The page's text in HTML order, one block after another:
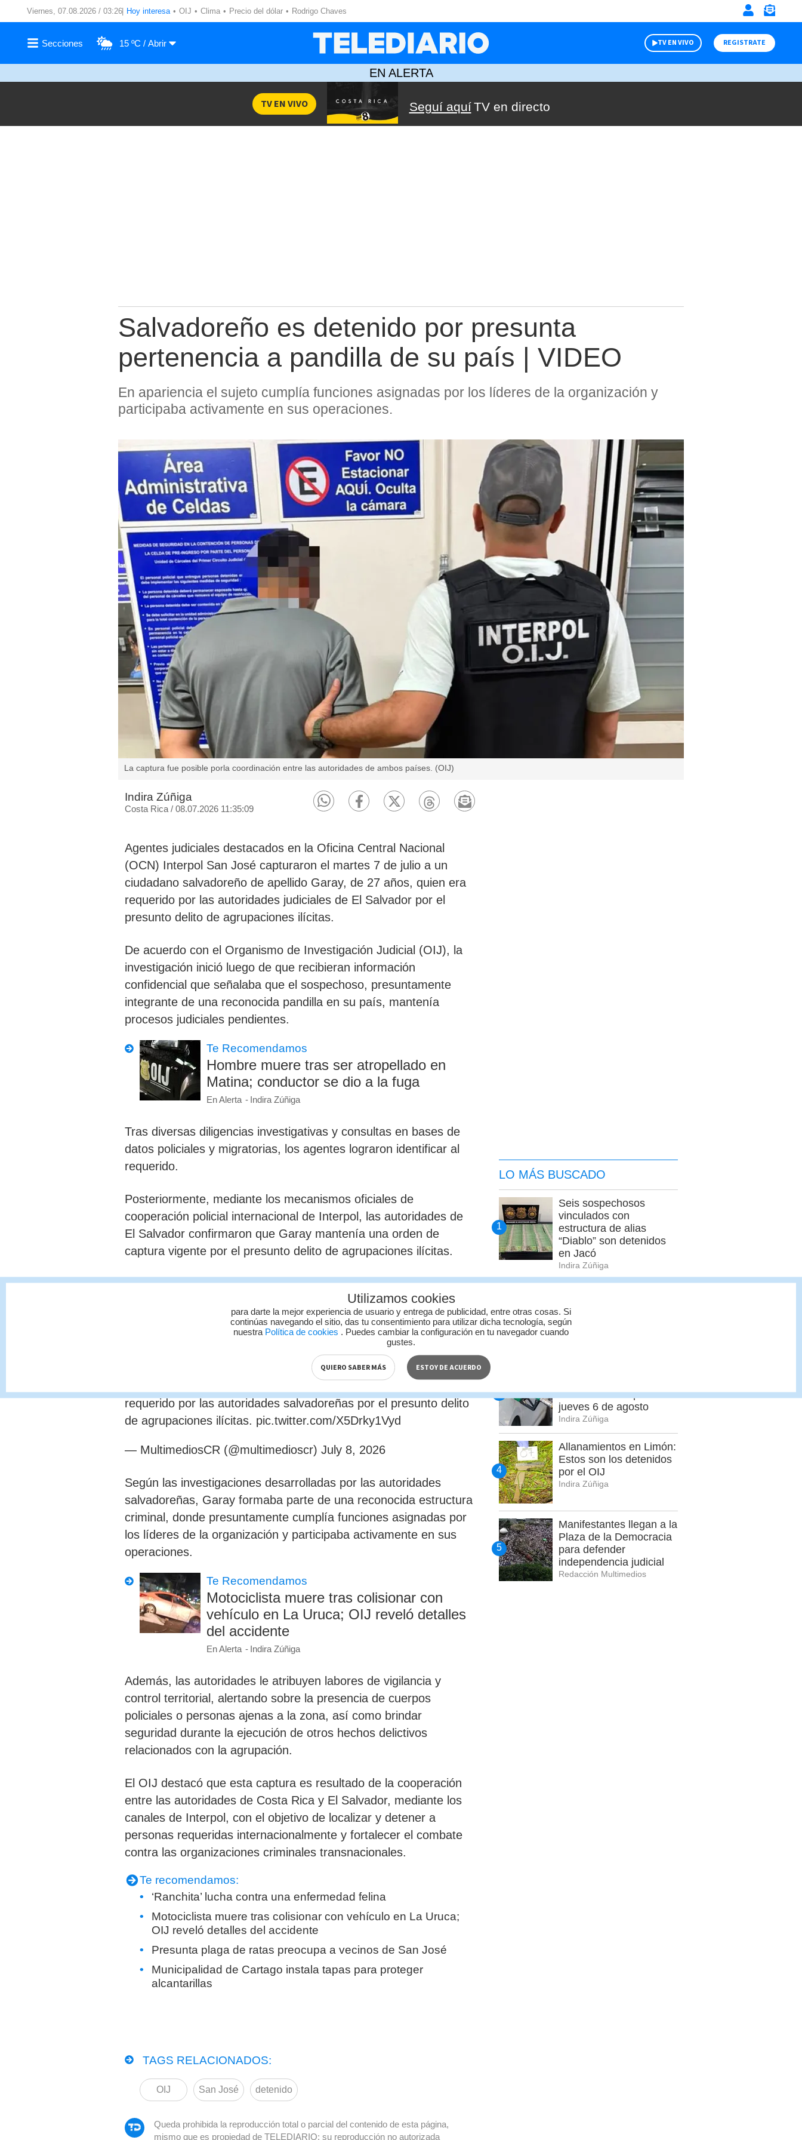
Viernes, 07.08.2026 / 03:26 Hoy interesa OIJ Clima Precio del dólar Rodrigo Chaves
15 ºC TV EN VIVO REGISTRATE
EN ALERTA
Seguí aquíTV en directo
TV EN VIVO
Salvadoreño es detenido por presunta
pertenencia a pandilla de su país | VIDEO
En apariencia el sujeto cumplía funciones asignadas por los líderes de la organización y
participaba activamente en sus operaciones.
La captura fue posible porla coordinación entre las autoridades de ambos países. (OIJ)
Indira Zúñiga
Costa Rica/ 08.07.2026 11:35:09
Agentes judiciales destacados en la Oficina Central Nacional
(OCN) Interpol San José capturaron el martes 7 de julio a un
ciudadano salvadoreño de apellido Garay, de 27 años, quien era
requerido por las autoridades judiciales de El Salvador por el
presunto delito de agrupaciones ilícitas.
De acuerdo con el Organismo de Investigación Judicial (OIJ), la
investigación inició luego de que recibieran información
confidencial que señalaba que el sospechoso, presuntamente
integrante de una reconocida pandilla en su país, mantenía
procesos judiciales pendientes.
Te Recomendamos
Hombre muere tras ser atropellado en
Matina; conductor se dio a la fuga
En Alerta Indira Zúñiga
Tras diversas diligencias investigativas y consultas en bases de
datos policiales y migratorias, los agentes lograron identificar al
requerido.
Posteriormente, mediante los mecanismos oficiales de
cooperación policial internacional de Interpol, las autoridades de
El Salvador confirmaron que Garay mantenía una orden de
captura vigente por el presunto delito de agrupaciones ilícitas.
Con esa información, gestionaron la homologación de la orden de
captura internacional, la cual fue autorizada por el Tribunal Penal
del I Circuito Judicial de San José, permitiendo ladetención del
sospechoso en territorio costarricense.
???? Agentes de la Oficina Central Nacional Interpol San José
requerido por las autoridades salvadoreñas por el presunto delito
de agrupaciones ilícitas. pic.twitter.com/X5Drky1Vyd
— MultimediosCR (@multimedioscr) July 8, 2026
Según las investigaciones desarrolladas por las autoridades
salvadoreñas, Garay formaba parte de una reconocida estructura
criminal, donde presuntamente cumplía funciones asignadas por
loslíderes de la organización y participaba activamente en sus
operaciones.
Te Recomendamos
Motociclista muere tras colisionar con
vehículo en La Uruca; OIJ reveló detalles
del accidente
En Alerta Indira Zúñiga
Además, las autoridades le atribuyen labores de vigilancia y
control territorial, alertando sobre la presencia de cuerpos
policiales o personas ajenas a la zona, así como brindar
seguridad durante la ejecución de otros hechos delictivos
relacionados con la agrupación.
El OIJ destacó que esta captura es resultado de la cooperación
entre las autoridades de Costa Rica y El Salvador, mediante los
canales de Interpol, con el objetivo de localizar y detener a
personas requeridas internacionalmente y fortalecer el combate
contra las organizaciones criminalestransnacionales.
Te recomendamos:
‘Ranchita’ lucha contra una enfermedad felina
Motociclista muere tras colisionar con vehículo en La Uruca;
OIJ reveló detalles del accidente
Presunta plaga de ratas preocupa a vecinos de San José
Municipalidad de Cartago instala tapas para proteger
alcantarillas
TAGS RELACIONADOS:
OIJ San José detenido
Queda prohibida la reproducción total o parcial del contenido de esta página,
mismo que es propiedad de TELEDIARIO; su reproducción no autorizada
LO MÁS BUSCADO
Seis sospechosos
vinculados con
estructura de alias
“Diablo” son detenidos
en Jacó
Indira Zúñiga
drogas y armas en La
Reforma
combustibles a partir del
jueves 6 de agosto
Indira Zúñiga
Allanamientos en Limón:
Estos son los detenidos
por el OIJ
Indira Zúñiga
Manifestantes llegan a la
Plaza de la Democracia
para defender
independencia judicial
Redacción Multimedios
Utilizamos cookies
para darte la mejor experiencia de usuario y entrega de publicidad, entre otras cosas. Si
continúas navegando el sitio, das tu consentimiento para utilizar dicha tecnología, según
nuestra Política de cookies
. Puedes cambiar la configuración en tu navegador cuando
gustes.
QUIERO SABER MÁS ESTOY DE ACUERDO